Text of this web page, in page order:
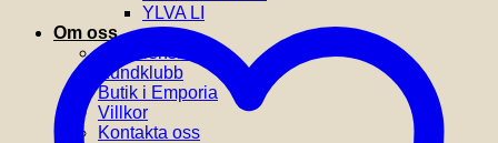
YLVA LI
Om oss
Om Glensia
Kundklubb
Butik i Emporia
Villkor
Kontakta oss
Cascade
zirconia
mängd